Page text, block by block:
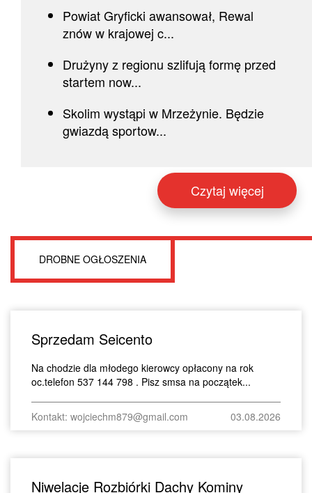
Powiat Gryficki awansował, Rewal
znów w krajowej c...
Drużyny z regionu szlifują formę przed
startem now...
Skolim wystąpi w Mrzeżynie. Będzie
gwiazdą sportow...
Czytaj więcej
DROBNE OGŁOSZENIA
Sprzedam Seicento
Na chodzie dla młodego kierowcy opłacony na rok
oc.telefon 537 144 798 . Pisz smsa na początek...
Kontakt: wojciechm879@gmail.com 03.08.2026
Niwelacje Rozbiórki Dachy Kominy